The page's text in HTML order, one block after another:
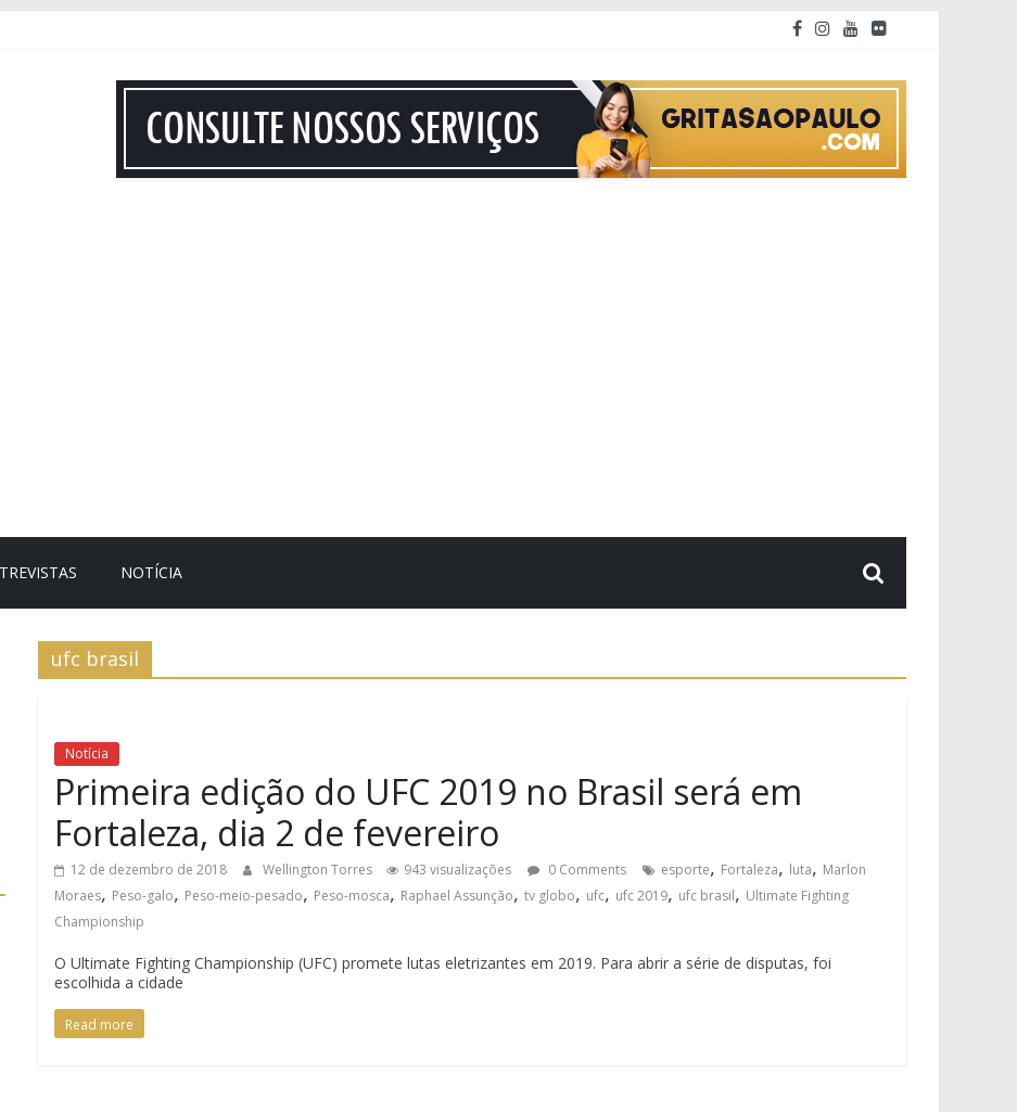
NOTÍCIA
ufc brasil
Notícia
Primeira edição do UFC 2019 no Brasil será em
Fortaleza, dia 2 de fevereiro
12 de dezembro de 2018 Wellington Torres 943 visualizações 0 Comments esporte, Fortaleza, luta, Marlon
Moraes, Peso-galo, Peso-meio-pesado, Peso-mosca, Raphael Assunção, tv globo, ufc, ufc 2019, ufc brasil, Ultimate Fighting
Championship
O Ultimate Fighting Championship (UFC) promete lutas eletrizantes em 2019. Para abrir a série de disputas, foi
escolhida a cidade
Read more